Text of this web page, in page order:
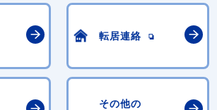
転居連絡
その他の